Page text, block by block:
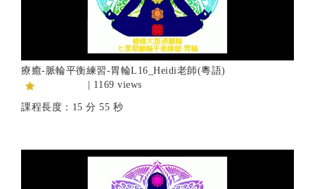
療癒-脈輪平衡練習-胃輪L16_Heidi老師(粵語)
| 1169 views
課程長度：15 分 55 秒